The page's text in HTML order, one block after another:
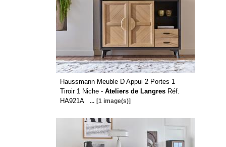
Haussmann Meuble D Appui 2 Portes 1
Tiroir 1 Niche - Ateliers de LangresRéf.
HA921A
... [1 image(s)]